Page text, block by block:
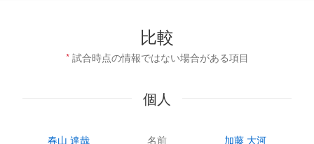
比較
* 試合時点の情報ではない場合がある項目
個人
春山 達哉 名前
加藤 大河